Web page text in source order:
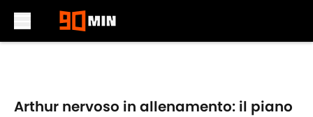
Arthur nervoso in allenamento: il piano